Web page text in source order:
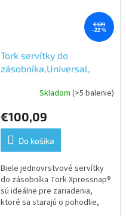
€129
–22 %
Tork servítky do
zásobníka,Universal,
kartóne,8 balíkov po 1125
Skladom (>5 balenie)
€100,09
Do košíka
Biele jednovrstvové servítky
do zásobníka Tork Xpressnap®
sú ideálne pre zariadenia,
ktoré sa starajú o pohodlie,